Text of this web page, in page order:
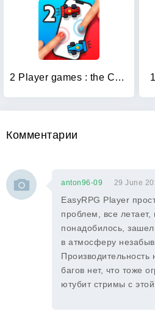
2 Player games : the Challenge
Комментарии
anton96-09 29 June
EasyRPG Player
проблем, все летает,
понадобилось,
в атмосферу
Производительность
багов нет, что тоже
ютубит стримы с